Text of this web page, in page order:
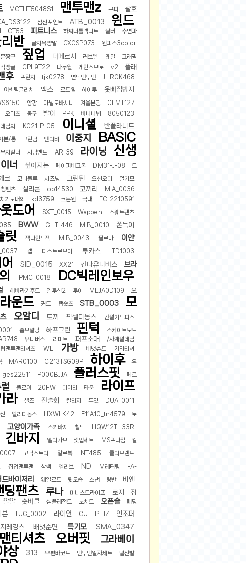
MCTHT5048S1 맨투맨z 구피
괄호
삼선포인트 ATB_0013 윈드
피트니스 하찌터틀넥니트 실버
수면파
반 골지목양말 CXGSP073 원피스3color
짱구 짚업 더메르시 러브벨 레일
그래픽
앵글 CPL9T22 다누윌 게인스보로 v2
플래
후 프린지 tjk0278 변덕맨투맨 JHROK468
어센틱글리치 맥스 로드웰 하이투 옷빠짐방지
앙팡 아날도바시니 겨울본딩
GFMT127
오마츠 동구 발이 PPK 바나나빕 8050123
데님의 KO21-P-05 이니셜 반폴라니트
본/롱 그린덤 앤리비 이중지 BASIC
무지컬러 셔링밴드 AR-39 라이닝
신생
이너 싶어지는 페이퍼배그몬 DM31-J-08 트
크 코나블루 시즈닝 그린틴 오션오디
열기모
청팬츠 실리콘 op14530 코끼리
MIA_0036
기모내의 kd3759 코튼원 국대 FC-2210591
도어 SXT_0015 Wappen 스웨트팬츠
BWW GHT-446 MIB_0010 쫀득이
릿 잭라인투잭 MIB_0043 필로마 이얀
캡 디스트로보이 루카스 ITD1003
SID_0015 XX21 칸타유니버스
브라
PMC_0018 DC빅레인보우
해바라기후드 일루션2 루이 MLJA0D109
오
라운드 커드 랩숏츠 STB_0003
모
오알디 토끼 픽셀디몽스 간절기투피스
홈모얼팅 하프그린 핀턱 스케이트보드
유니버스 리미트 퍼프소매 /사계절데님
맨투맨티셔츠 WE 가방 배냇슈트 카라티셔
MAR0100 C213TSG09P 하이후 우
ges22511 P000BJJA 플러스핏 페르
플로어 20FW 디아리 타운 라이프
라 셀즈 전술화 칼리지 두잇 DUA_0011
텔리디몽스 HXWLK42 E11A10_tn4579 토
고양이가족 스키바지 찰떡 HQW12TH33R
긴바지 엘리가모 셋업세트 MS프라임 컬
고딕스토리 알로북 NT485 클리브랜드
집업맨투맨 삼색 첼리브 ND M레터링 FA-
드바이저리 웨일로드 뒷모습 스냅 랑반
비엔
딩팬츠 루나 미니스트라이프 로지
잠
깔깔 숏버클 심플레전드 노치드 오픈숄
패딩
븐 TUG_0002 라이언 CU PHIZ 인조퍼
레깅스 배냇순면 특기모 SMA_0347
티셔츠 오버핏 그라베이
상 313 우편바코드 맨투맨일자세트 털신발
2025-04-09
2025-04-09
2025-04-02
2025-03-27
2025-03-06
2025-02-11
2025-02-10
2025-01-23
2024-12-03
2024-11-22
2024-11-13
2024-09-10
2024-09-09
2024-09-05
2024-09-05